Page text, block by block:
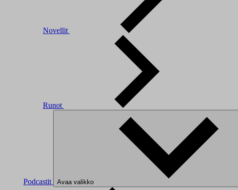
Novellit
Runot
Podcastit Avaa valikko